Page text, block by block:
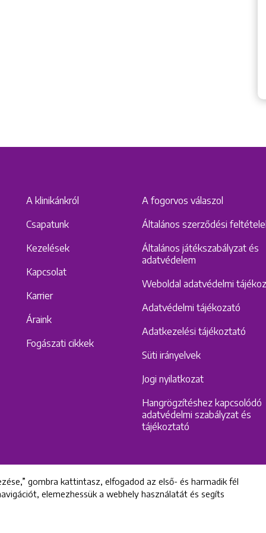
A klinikánkról
Csapatunk
Kezelések
Kapcsolat
Karrier
Áraink
Fogászati cikkek
A fogorvos válaszol
Általános szerződési
Általános játékszabályzat és
adatvédelem
Weboldal adatvédelmi
Adatvédelmi tájékozató
Adatkezelési tájékoztató
Süti irányelvek
Jogi nyilatkozat
Hangrögzítéshez kapcsolódó
adatvédelmi szabályzat és
tájékoztató
All rights reserved © 2022 Uniklinik Dental and Implant Center
gombra kattintasz, elfogadod az első- és harmadik fél
elemezhessük a webhely használatát és segíts